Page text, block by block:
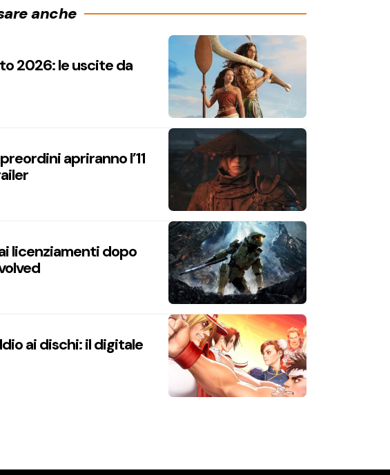
anche
2026: le uscite da
apriranno l’11
licenziamenti dopo
ai dischi: il digitale